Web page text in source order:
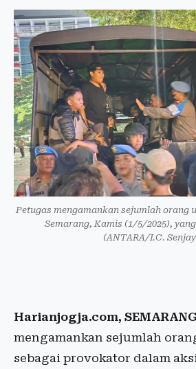
Petugas mengamankan sejumlah orang
Semarang, Kamis (1/5/2025),
(ANTARA/I.C.
Harianjogja.com, SEMARANG
mengamankan sejumlah
sebagai provokator dalam